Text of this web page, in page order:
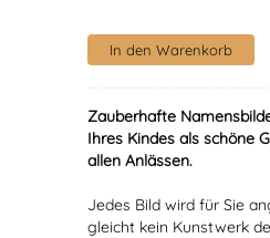
Zauberhafte
Ihres Kindes als schöne
allen Anlässen.
Jedes Bild wird für Sie
gleicht kein Kunstwerk